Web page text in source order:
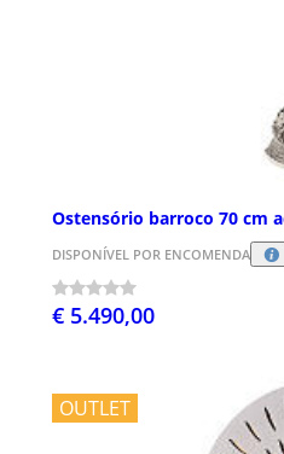
Ostensório barroco 70 cm
DISPONÍVEL POR ENCOMENDA
€ 5.490,00
OUTLET